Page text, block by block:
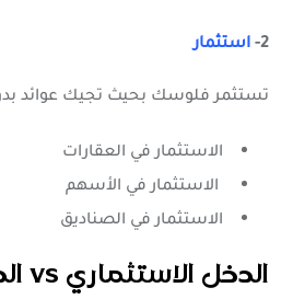
2- استثمار
تستثمر فلوسك بحيث تجيك عوائد
الاستثمار في العقارات
الاستثمار في الأسهم
الاستثمار في الصناديق
الدخل الاستثماري vs الدخل العادي